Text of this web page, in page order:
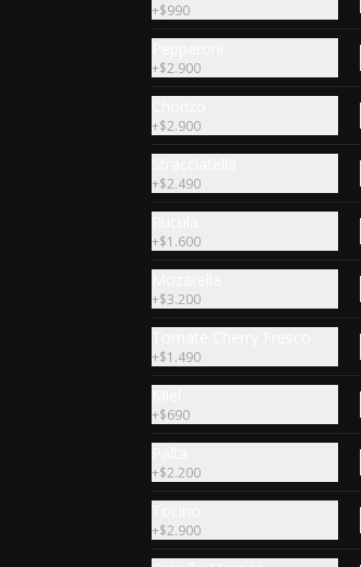
+$990
+$2.900
+$2.900
+$2.490
+$1.600
+$3.200
+$1.490
+$690
+$2.200
+$2.900